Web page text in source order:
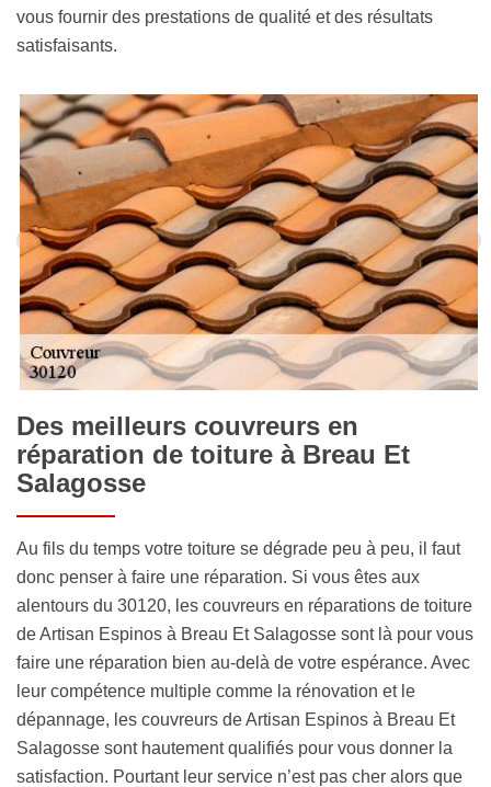
vous fournir des prestations de qualité et des résultats
satisfaisants.
Des meilleurs couvreurs en
réparation de toiture à Breau Et
Salagosse
Au fils du temps votre toiture se dégrade peu à peu, il faut
donc penser à faire une réparation. Si vous êtes aux
alentours du 30120, les couvreurs en réparations de toiture
de Artisan Espinos à Breau Et Salagosse sont là pour vous
faire une réparation bien au-delà de votre espérance. Avec
leur compétence multiple comme la rénovation et le
dépannage, les couvreurs de Artisan Espinos à Breau Et
Salagosse sont hautement qualifiés pour vous donner la
satisfaction. Pourtant leur service n’est pas cher alors que